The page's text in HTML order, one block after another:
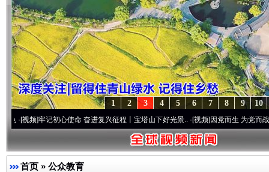
10
9
8
7
6
5
4
3
2
1
牢记初心使命 奋进复兴征程丨宝塔山下好光景..·[视频]因党而生 为党而战——百年“
首页 » 公众教育